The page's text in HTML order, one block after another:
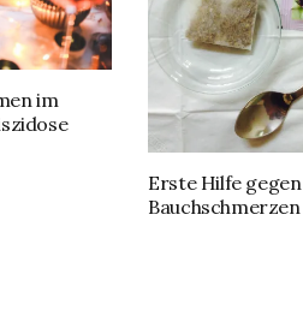
im
Erste Hilfe gegen
Bauchschmerzen